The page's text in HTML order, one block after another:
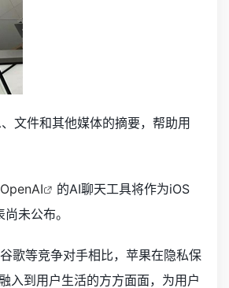
文件和其他媒体的摘要，帮助用
OpenAI
的AI聊天工具将作为iOS
未公布。
歌等竞争对手相比，苹果在隐私保
入到用户生活的方方面面，为用户